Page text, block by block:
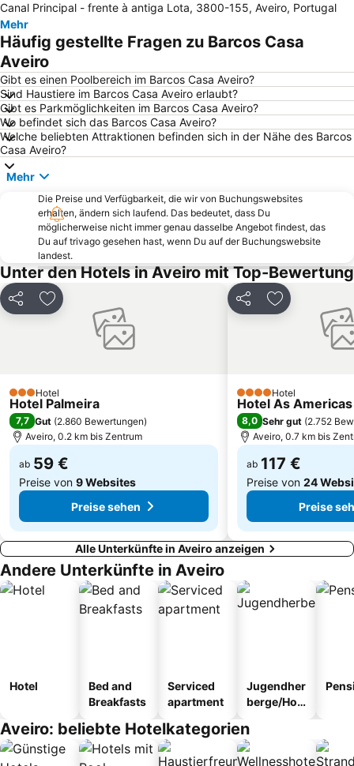
Mar e Sol Beach
Costa Nova Beach
Alameda do Senhor da Pedra
Valadares Beach
São Jacinto Beach
Gafanha da Boa Hora Beach
Castelo de Santa Maria da Feira
Forum Aveiro
Estádio Municipal de Aveiro
Praia de Paramos
Silvalde Beach
Termas de São Pedro do Sul
Convento Santa Cruz do Buçaco
Lagoa da Pateira de Fermentelos
Lagoa da Barrinha de Mira
Praia da Cortegaça
Museu Militar do Buçaco
Mosteiro de Grijó
Moliceiro
Paróquia Sagrada Família da Praia da Barra
Dunas de Sao Jacinto
Parque Aquático Vaga Splash
de Estarreja
Casa-Museu Marieta Solheiro Madureira
Praia da Baía
Canal Principal - frente à antiga Lota, 3800-155, Aveiro, Portugal
Mehr
Häufig gestellte Fragen zu Barcos Casa
Aveiro
Gibt es einen Poolbereich im Barcos Casa Aveiro?
Sind Haustiere im Barcos Casa Aveiro erlaubt?
Gibt es Parkmöglichkeiten im Barcos Casa Aveiro?
Wo befindet sich das Barcos Casa Aveiro?
Welche beliebten Attraktionen befinden sich in der Nähe des Barcos
Casa Aveiro?
Mehr
Die Preise und Verfügbarkeit, die wir von Buchungswebsites
erhalten, ändern sich laufend. Das bedeutet, dass Du
möglicherweise nicht immer genau dasselbe Angebot findest, das
Du auf trivago gesehen hast, wenn Du auf der Buchungswebsite
landest.
Unter den Hotels in Aveiro mit Top-Bewertung
Teilen Zu Favoriten hinzufügen
3 Sterne
Hotel
Hotel Palmeira
7,7 Gut (2.860 Bewertungen)
Aveiro, 0.2 km bis Zentrum
ab 59 €
Preise von 9 Websites
Preise sehen
Teilen Zu Favoriten
4 SterneHotel
Hotel As Americas
8,0 Sehr gut (2.752
Aveiro, 0.7 km bis
ab 117 €
Preise von 24
Preise
Alle Unterkünfte in Aveiro anzeigen
Andere Unterkünfte in Aveiro
Hotel
Bed and
Breakfasts
Serviced
apartment
Jugendher
berge/Hos
Aveiro: beliebte Hotelkategorien